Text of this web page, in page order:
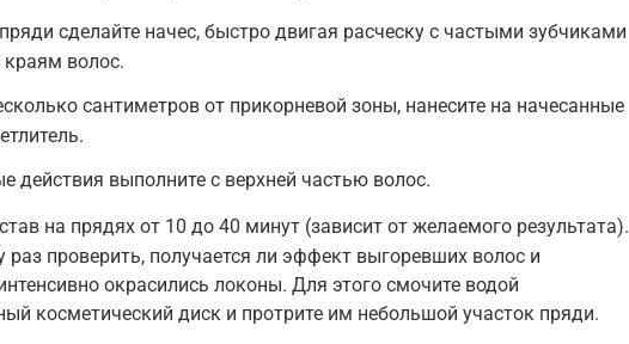
сделайте начес, быстро двигая расческу с частыми зубчиками
краям волос.
сантиметров от прикорневой зоны, нанесите на начесанные
действия выполните с верхней частью волос.
на прядях от 10 до 40 минут (зависит от желаемого результата).
проверить, получается ли эффект выгоревших волос и
окрасились локоны. Для этого смочите водой
косметический диск и протрите им небольшой участок пряди.